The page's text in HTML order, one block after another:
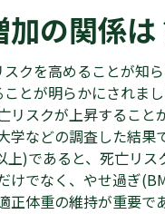
の関係は
クを高めることが知
とが明らかにされま
スクが上昇すること
学などの調査した結
)であると、死亡リ
けでなく、やせ過ぎ
正体重の維持が重要で